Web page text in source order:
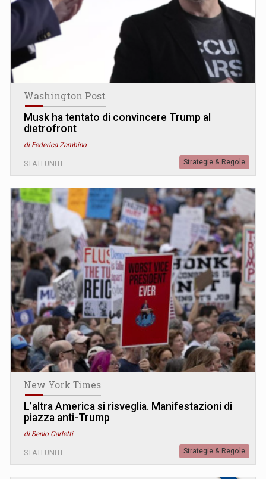
Washington Post
Musk ha tentato di convincere Trump al
dietrofront
di Federica Zambino
STATI UNITI Strategie & Regole
New York Times
L’altra America si risveglia. Manifestazioni di
piazza anti-Trump
di Senio Carletti
STATI UNITI Strategie & Regole